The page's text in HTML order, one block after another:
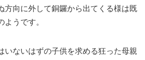
方向に外して銅鑼から出てくる様は既
ようです。
いないはずの子供を求める狂った母親